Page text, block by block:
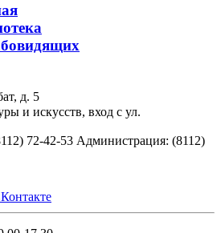
д. 5
и искусств, вход с ул.
72-42-53 Администрация: (8112)